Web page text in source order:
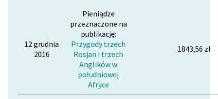
12 grudnia
2016
Pieniądze
przeznaczone na
publikację:
Przygody trzech
Rosjan i trzech
Anglików w
południowej
Afryce
1843,56 zł